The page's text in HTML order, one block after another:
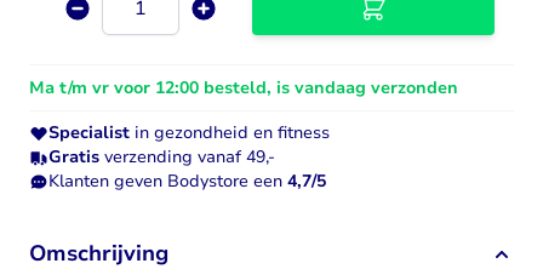
Aantal
Ma t/m vr voor 12:00 besteld, is vandaag verzonden
Specialist in gezondheid en fitness
Gratis verzending vanaf 49,-
Klanten geven Bodystore een 4,7/5
Omschrijving